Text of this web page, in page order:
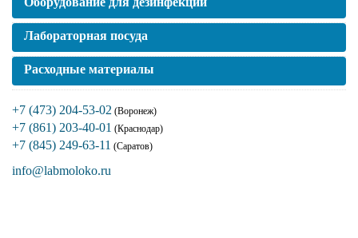
Лабораторная посуда
Расходные материалы
+7 (473) 204-53-02 (Воронеж)
+7 (861) 203-40-01 (Краснодар)
+7 (845) 249-63-11 (Саратов)
info@labmoloko.ru